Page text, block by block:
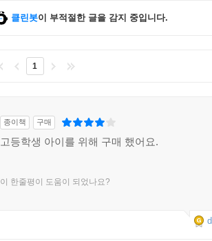
클린봇이 부적절한 글을 감지 중입니다.
1
종이책 구매
고등학생 아이를 위해 구매 했어요.
이 한줄평이 도움이 되었나요?